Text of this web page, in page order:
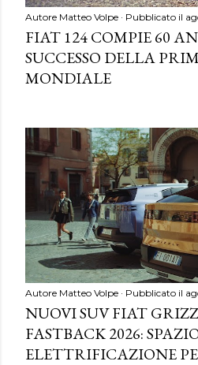
Autore Matteo Volpe Pubblicato il
FIAT 124 COMPIE 60
SUCCESSO DELLA
MONDIALE
Autore Matteo Volpe Pubblicato il
NUOVI SUV FIAT
FASTBACK 2026:
ELETTRIFICAZIONE